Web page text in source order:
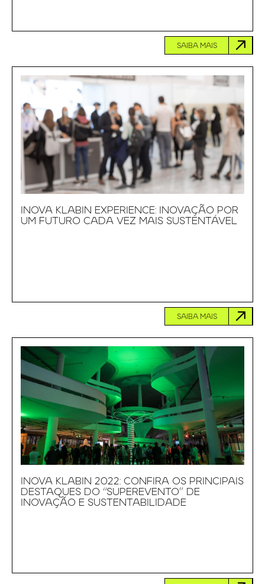
SAIBA MAIS
INOVA KLABIN EXPERIENCE: INOVAÇÃO POR
UM FUTURO CADA VEZ MAIS SUSTENTÁVEL
SAIBA MAIS
INOVA KLABIN 2022: CONFIRA OS PRINCIPAIS
DESTAQUES DO “SUPEREVENTO” DE
INOVAÇÃO E SUSTENTABILIDADE